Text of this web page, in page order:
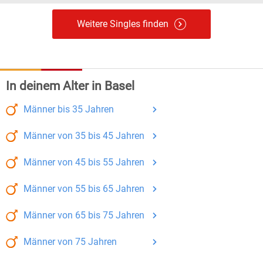
Weitere Singles finden
In deinem Alter in Basel
Männerbis 35 Jahren
Männervon 35 bis 45 Jahren
Männervon 45 bis 55 Jahren
Männervon 55 bis 65 Jahren
Männervon 65 bis 75 Jahren
Männervon 75 Jahren